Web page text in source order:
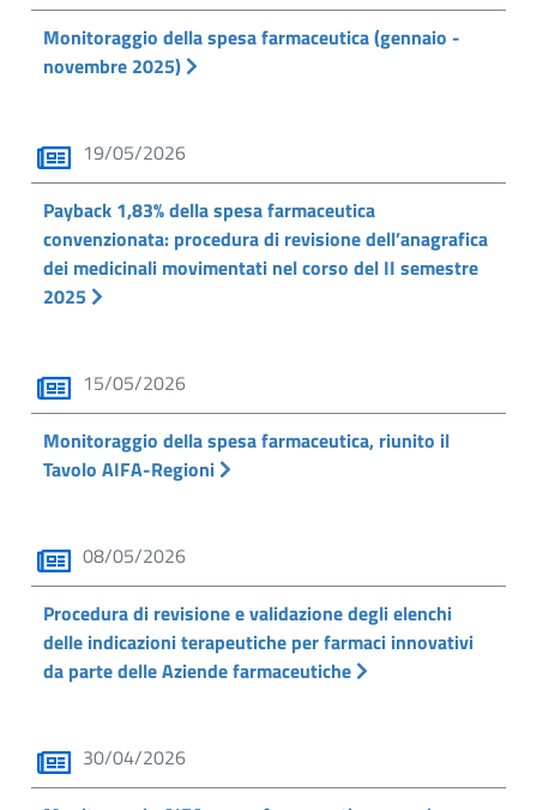
Monitoraggio della spesa farmaceutica (gennaio -
novembre 2025)
19/05/2026
Payback 1,83% della spesa farmaceutica
convenzionata: procedura di revisione dell’anagrafica
dei medicinali movimentati nel corso del II semestre
2025
15/05/2026
Monitoraggio della spesa farmaceutica, riunito il
Tavolo AIFA-Regioni
08/05/2026
Procedura di revisione e validazione degli elenchi
delle indicazioni terapeutiche per farmaci innovativi
da parte delle Aziende farmaceutiche
30/04/2026